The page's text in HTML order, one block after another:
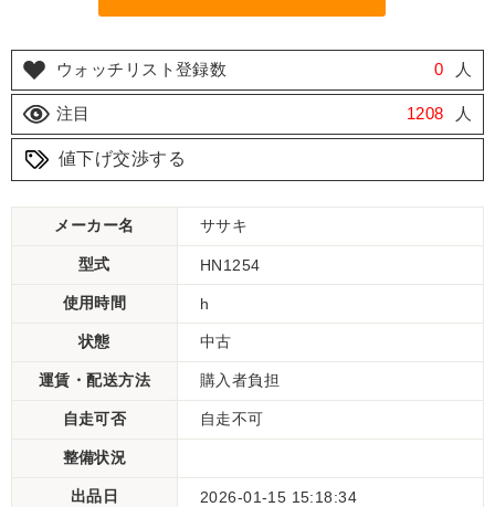
ウォッチリスト登録数 0 人
注目 1208 人
値下げ交渉する
メーカー名 ササキ
型式 HN1254
使用時間 h
状態 中古
運賃・配送方法 購入者負担
自走可否 自走不可
整備状況
出品日 2026-01-15 15:18:34